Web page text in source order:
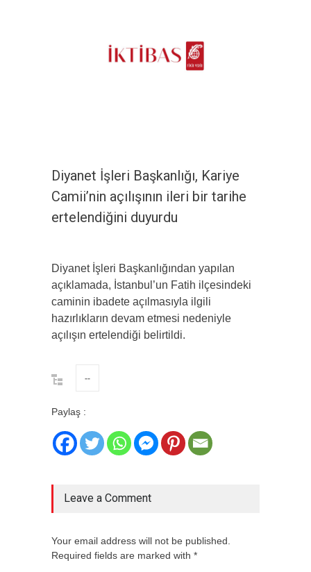
Diyanet İşleri Başkanlığı, Kariye
Camii’nin açılışının ileri bir tarihe
ertelendiğini duyurdu
Diyanet İşleri Başkanlığından yapılan
açıklamada, İstanbul’un Fatih ilçesindeki
caminin ibadete açılmasıyla ilgili
hazırlıkların devam etmesi nedeniyle
açılışın ertelendiği belirtildi.
--
Paylaş :
Leave a Comment
Your email address will not be published.
Required fields are marked with *